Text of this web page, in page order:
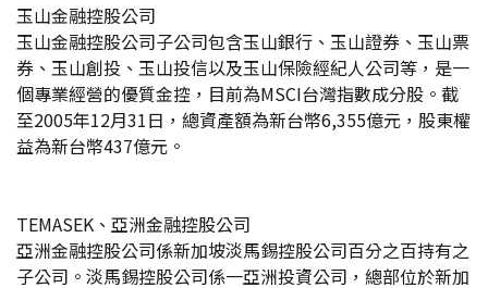
玉山金融控股公司
玉山金融控股公司子公司包含玉山銀行、玉山證券、玉山票
券、玉山創投、玉山投信以及玉山保險經紀人公司等，是一
個專業經營的優質金控，目前為MSCI台灣指數成分股。截
至2005年12月31日，總資產額為新台幣6,355億元，股東權
益為新台幣437億元。
TEMASEK、亞洲金融控股公司
亞洲金融控股公司係新加坡淡馬錫控股公司百分之百持有之
子公司。淡馬錫控股公司係一亞洲投資公司，總部位於新加